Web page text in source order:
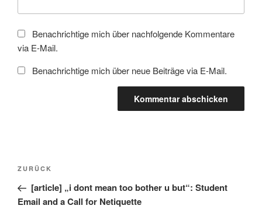
Benachrichtige mich über nachfolgende Kommentare
via E-Mail.
Benachrichtige mich über neue Beiträge via E-Mail.
Beitragsnavigation
Vorheriger
Beitrag
ZURÜCK
[article] „i dont mean too bother u but“: Student
Email and a Call for Netiquette